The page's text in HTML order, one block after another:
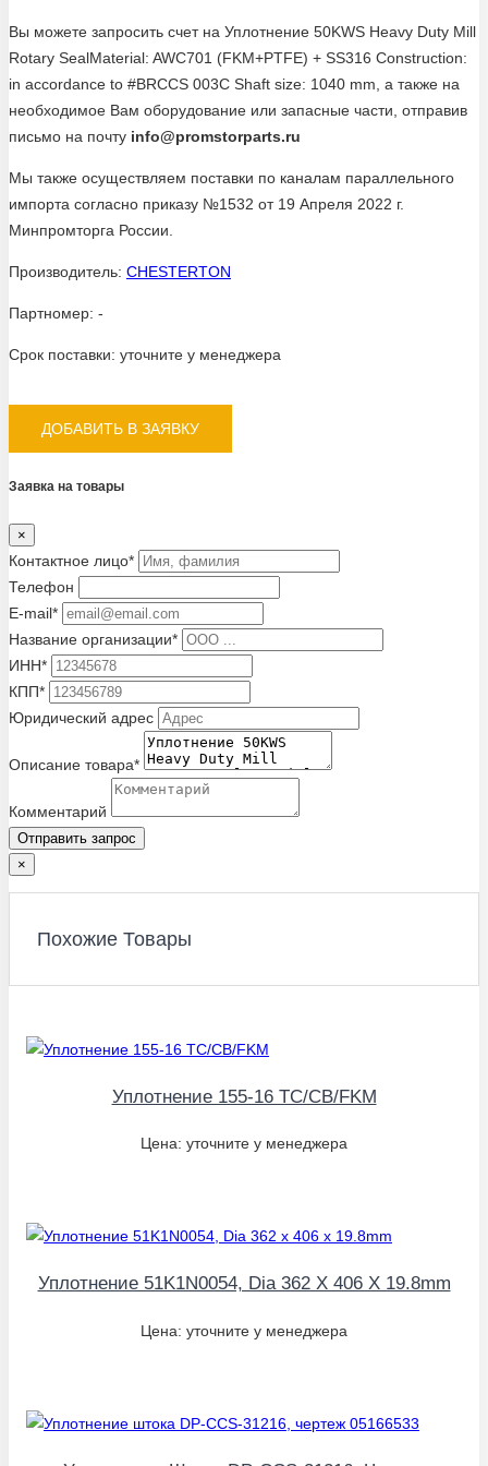
Вы можете запросить счет на Уплотнение 50KWS Heavy Duty Mill
Rotary SealMaterial: AWC701 (FKM+PTFE) + SS316 Construction:
in accordance to #BRCCS 003C Shaft size: 1040 mm, а также на
необходимое Вам оборудование или запасные части, отправив
письмо на почту info@promstorparts.ru
Мы также осуществляем поставки по каналам параллельного
импорта согласно приказу №1532 от 19 Апреля 2022 г.
Минпромторга России.
Производитель: CHESTERTON
Партномер: -
Срок поставки: уточните у менеджера
ДОБАВИТЬ В ЗАЯВКУ
Заявка на товары
×
Контактное лицо*
Телефон
E-mail*
Название организации*
ИНН*
КПП*
Юридический адрес
Описание товара*
Комментарий
Отправить запрос
×
Похожие Товары
Уплотнение 155-16 TC/CB/FKM
Цена: уточните у менеджера
Уплотнение 51K1N0054, Dia 362 X 406 X 19.8mm
Цена: уточните у менеджера